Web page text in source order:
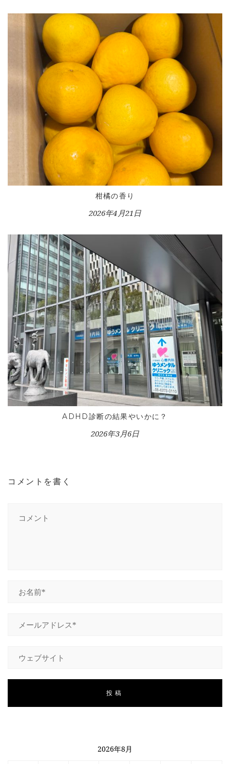
HOME
INFORMATION
VOICE GALLERY
WORKS
BLOG
LESSON
CONTACT
柑橘の香り
2026年4月21日
ADHD診断の結果やいかに？
2026年3月6日
コメントを書く
2026年8月